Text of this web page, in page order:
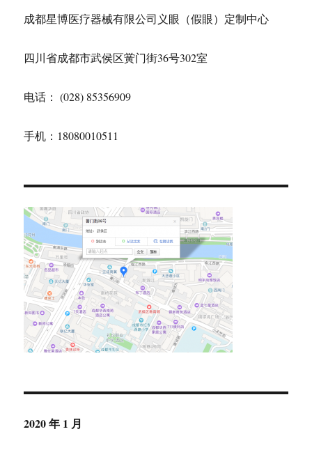
成都星博医疗器械有限公司义眼（假眼）定制中心
四川省成都市武侯区黉门街36号302室
电话： (028) 85356909
手机：18080010511
2020 年 1 月